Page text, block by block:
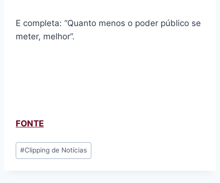
E completa: “Quanto menos o poder público se
meter, melhor”.
FONTE
Tags
do
#Clipping de Notícias